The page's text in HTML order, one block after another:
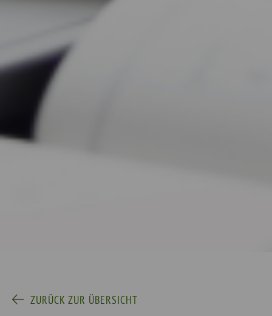
ZURÜCK ZUR ÜBERSICHT